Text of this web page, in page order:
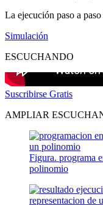
La ejecución paso a
Simulación
ESCUCHANDO
Suscribirse Gratis
AMPLIAR
Figura. programa
polinomio